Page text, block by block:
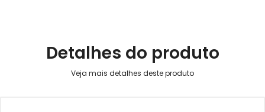
Detalhes do produto